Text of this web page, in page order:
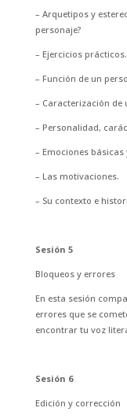
– Arquetipos y
personaje?
– Ejercicios prácticos.
– Función de un
– Caracterización de
– Personalidad,
– Emociones
– Las motivaciones.
– Su contexto e
Sesión 5
Bloqueos y errores
En esta sesión
errores que se
encontrar tu voz
Sesión 6
Edición y corrección